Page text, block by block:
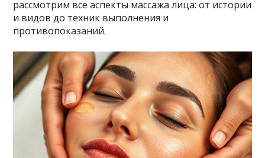
рассмотрим все аспекты массажа лица: от истории
и видов до техник выполнения и
противопоказаний.